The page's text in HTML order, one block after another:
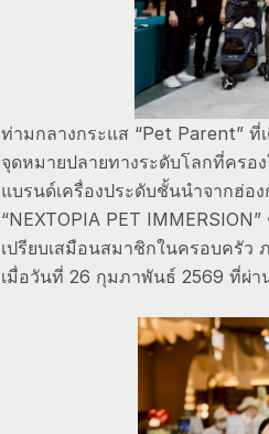
ท่ามกลางกระแส “Pet Parent”
จุดหมายปลายทางระดับโลกที่ครอ
แบรนด์เครื่องประดับชั้นนำจากฮ่อ
“NEXTOPIA PET
เปรียบเสมือนสมาชิกในครอบครัว
เมื่อวันที่ 26 กุมภาพันธ์ 2569 ที่ผ่า